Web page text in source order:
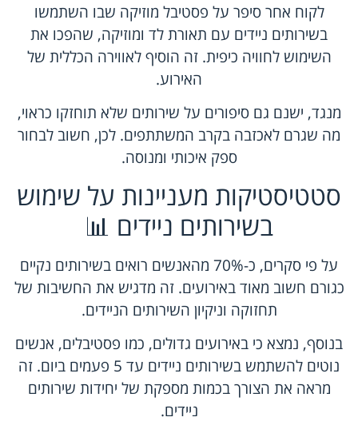
לקוח אחר סיפר על פסטיבל מוזיקה שבו השתמשו
בשירותים ניידים עם תאורת לד ומוזיקה, שהפכו את
השימוש לחוויה כיפית. זה הוסיף לאווירה הכללית של
האירוע.
מנגד, ישנם גם סיפורים על שירותים שלא תוחזקו כראוי,
מה שגרם לאכזבה בקרב המשתתפים. לכן, חשוב לבחור
ספק איכותי ומנוסה.
סטטיסטיקות מעניינות על שימוש
בשירותים ניידים 📊
על פי סקרים, כ-70% מהאנשים רואים בשירותים נקיים
כגורם חשוב מאוד באירועים. זה מדגיש את החשיבות של
תחזוקה וניקיון השירותים הניידים.
בנוסף, נמצא כי באירועים גדולים, כמו פסטיבלים, אנשים
נוטים להשתמש בשירותים ניידים עד 5 פעמים ביום. זה
מראה את הצורך בכמות מספקת של יחידות שירותים
ניידים.